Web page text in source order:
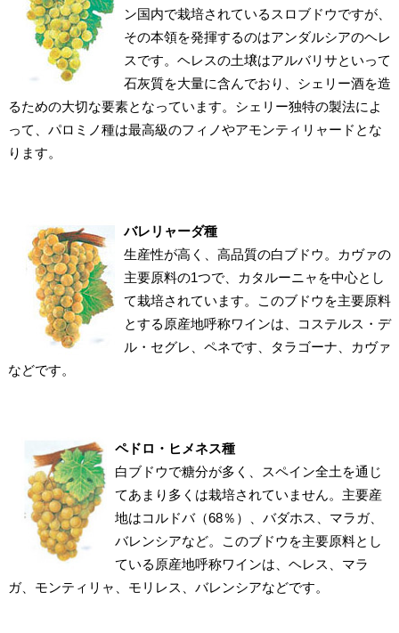
ン国内で栽培されているスロブドウですが、
その本領を発揮するのはアンダルシアのヘレ
スです。ヘレスの土壌はアルバリサといって
石灰質を大量に含んでおり、シェリー酒を造
るための大切な要素となっています。シェリー独特の製法によ
って、パロミノ種は最高級のフィノやアモンティリャードとな
ります。
バレリャーダ種
生産性が高く、高品質の白ブドウ。カヴァの
主要原料の1つで、カタルーニャを中心とし
て栽培されています。このブドウを主要原料
とする原産地呼称ワインは、コステルス・デ
ル・セグレ、ペネです、タラゴーナ、カヴァ
などです。
ペドロ・ヒメネス種
白ブドウで糖分が多く、スペイン全土を通じ
てあまり多くは栽培されていません。主要産
地はコルドバ（68％）、バダホス、マラガ、
バレンシアなど。このブドウを主要原料とし
ている原産地呼称ワインは、ヘレス、マラ
ガ、モンティリャ、モリレス、バレンシアなどです。